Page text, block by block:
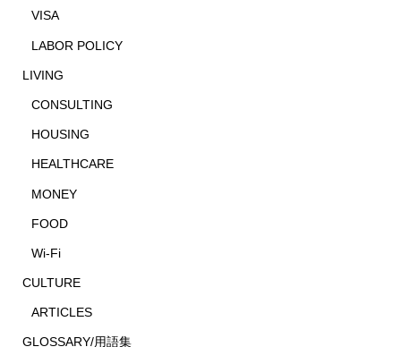
VISA
LABOR POLICY
LIVING
CONSULTING
HOUSING
HEALTHCARE
MONEY
FOOD
Wi-Fi
CULTURE
ARTICLES
GLOSSARY/用語集